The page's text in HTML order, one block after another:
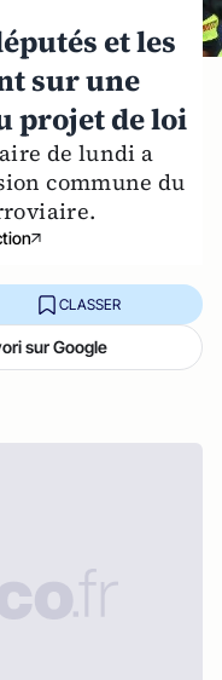
et les
sur une
projet de loi
de lundi a
commune du
CLASSER
sur Google